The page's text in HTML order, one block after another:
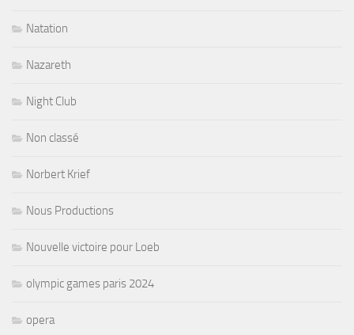
Natation
Nazareth
Night Club
Non classé
Norbert Krief
Nous Productions
Nouvelle victoire pour Loeb
olympic games paris 2024
opera